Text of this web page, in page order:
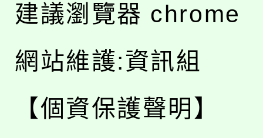
建議瀏覽器 chrome
網站維護:資訊組
【個資保護聲明】